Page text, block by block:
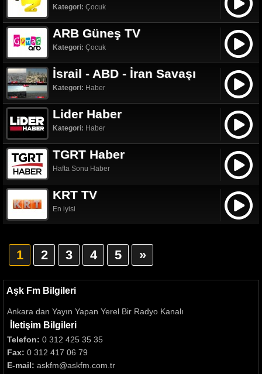
Kategori: Çocuk
ARB Güneş TV
Kategori: Çocuk
İsrail - ABD - İran Savaşı
Kategori: Haber
Lider Haber
Kategori: Haber
TGRT Haber
Hafta Sonu Haber
KRT TV
En iyisi
1 2 3 4 5 »
Aşk Fm Bilgileri
Ankara dan Yayın Yapan Yerel Bir Radyo Kanalı
İletişim Bilgileri
Telefon: 0 312 425 35 35
Fax: 0 312 417 06 79
E-mail: askfm@askfm.com.tr